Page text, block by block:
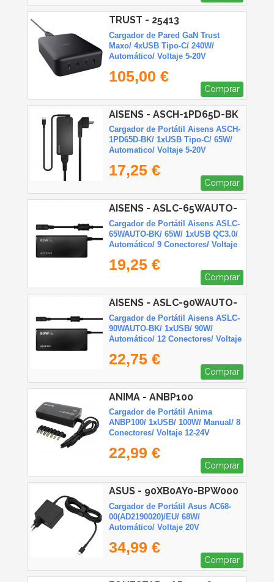
TRUST - 25413
Cargador de Pared GaN Trust
Maxo/ 4xUSB Tipo-C/ 240W/
Automático/ Voltaje 5-20V
105,00 €
Comprar
AISENS - ASCH-1PD65D-BK
Cargador de Portátil Aisens ASCH-
1PD65D-BK/ 1xUSB Tipo-C/ 65W/
Automatico/ Voltaje 5-20V
17,25 €
Comprar
AISENS - ASLC-65WAUTO-
BK
Cargador de Portátil Aisens ASLC-
65WAUTO-BK/ 65W/ 1xUSB QC3.0/
Automático/ 9 Conectores/ Voltaje
19,25 €
Comprar
AISENS - ASLC-90WAUTO-
BK
Cargador de Portátil Aisens ASLC-
90WAUTO-BK/ 1xUSB/ 90W/
Automático/ 12 Conectores/ Voltaje
22,75 €
Comprar
ANIMA - ANBP100
Cargador de Portátil Anima
ANBP100/ 1xUSB/ 100W/ Manual/ 8
Conectores/ Voltaje 12-24V
22,99 €
Comprar
ASUS - 90XB0AY0-BPW000
Cargador de Portátil Asus AC68-
00(AD2190020)/EU/ 68W/
Automático/ Voltaje 20V
34,99 €
Comprar